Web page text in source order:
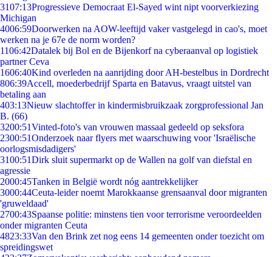
3107:13Progressieve Democraat El-Sayed wint nipt voorverkiezing
Michigan
4006:59Doorwerken na AOW-leeftijd vaker vastgelegd in cao's, moet
werken na je 67e de norm worden?
1106:42Datalek bij Bol en de Bijenkorf na cyberaanval op logistiek
partner Ceva
1606:40Kind overleden na aanrijding door AH-bestelbus in Dordrecht
806:39Accell, moederbedrijf Sparta en Batavus, vraagt uitstel van
betaling aan
403:13Nieuw slachtoffer in kindermisbruikzaak zorgprofessional Jan
B. (66)
3200:51Vinted-foto's van vrouwen massaal gedeeld op seksfora
2300:51Onderzoek naar flyers met waarschuwing voor 'Israëlische
oorlogsmisdadigers'
3100:51Dirk sluit supermarkt op de Wallen na golf van diefstal en
agressie
2000:45Tanken in België wordt nóg aantrekkelijker
3000:44Ceuta-leider noemt Marokkaanse grensaanval door migranten
'gruweldaad'
2700:43Spaanse politie: minstens tien voor terrorisme veroordeelden
onder migranten Ceuta
4823:33Van den Brink zet nog eens 14 gemeenten onder toezicht om
spreidingswet